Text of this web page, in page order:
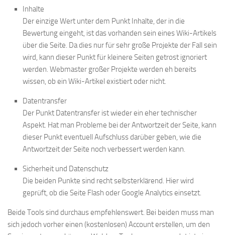
Inhalte
Der einzige Wert unter dem Punkt Inhalte, der in die
Bewertung eingeht, ist das vorhanden sein eines Wiki-Artikels
über die Seite. Da dies nur für sehr große Projekte der Fall sein
wird, kann dieser Punkt für kleinere Seiten getrost ignoriert
werden. Webmaster großer Projekte werden eh bereits
wissen, ob ein Wiki-Artikel existiert oder nicht.
Datentransfer
Der Punkt Datentransfer ist wieder ein eher technischer
Aspekt. Hat man Probleme bei der Antwortzeit der Seite, kann
dieser Punkt eventuell Aufschluss darüber geben, wie die
Antwortzeit der Seite noch verbessert werden kann.
Sicherheit und Datenschutz
Die beiden Punkte sind recht selbsterklärend. Hier wird
geprüft, ob die Seite Flash oder Google Analytics einsetzt.
Beide Tools sind durchaus empfehlenswert. Bei beiden muss man
sich jedoch vorher einen (kostenlosen) Account erstellen, um den